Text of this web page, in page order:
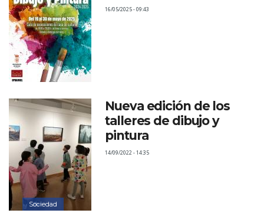
16/05/2025 - 09:43
Sociedad
Nueva edición de los
talleres de dibujo y
pintura
14/09/2022 - 14:35